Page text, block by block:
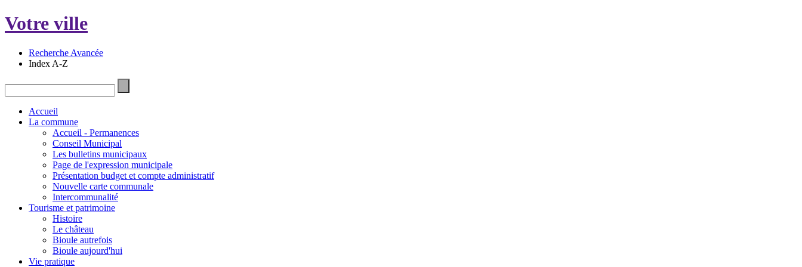
Votre ville
Recherche Avancée
Index A-Z
Accueil
La commune
Accueil - Permanences
Conseil Municipal
Les bulletins municipaux
Page de l'expression municipale
Présentation budget et compte administratif
Nouvelle carte communale
Intercommunalité
Tourisme et patrimoine
Histoire
Le château
Bioule autrefois
Bioule aujourd'hui
Vie pratique